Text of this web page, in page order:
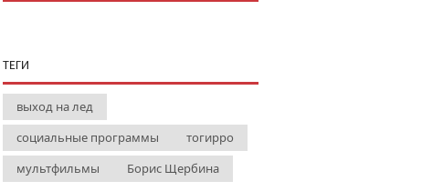
ТЕГИ
выход на лед
социальные программы
тогирро
мультфильмы
Борис Щербина